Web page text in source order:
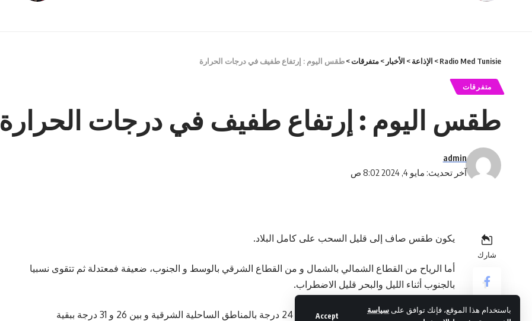
باستخدام هذا الموقع، فإنك توافق على سياسة
Accept
Radio Med Tunisie
> الإذاعة> الأخبار >متفرقات>طقس اليوم : إرتفاع طفيف في درجات الحرارة
متفرقات
طقس اليوم : إرتفاع طفيف في درجات الحرارة
آخر تحديث: مايو 4, 2024 8:02 ص
admin